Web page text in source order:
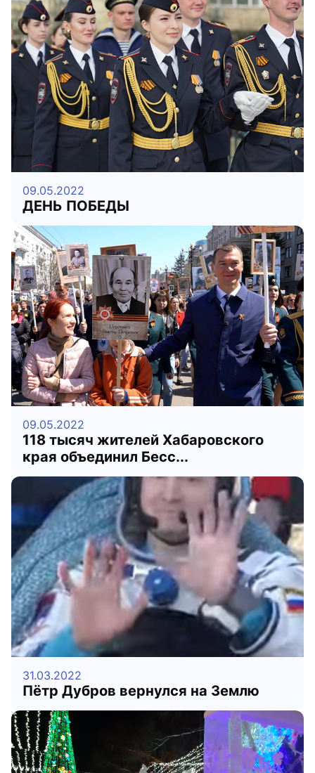
09.05.2022
ДЕНЬ ПОБЕДЫ
09.05.2022
118 тысяч жителей Хабаровского
края объединил Бесс...
31.03.2022
Пётр Дубров вернулся на Землю